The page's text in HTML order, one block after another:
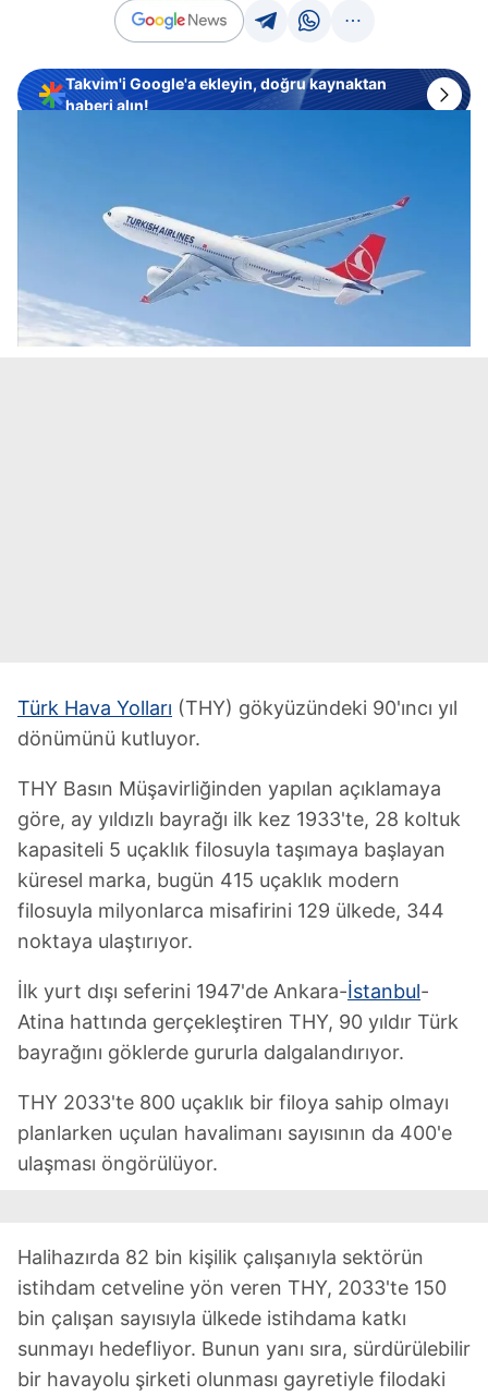
Takvim'i Google'a ekleyin, doğru kaynaktan
haberi alın!
Türk Hava Yolları (THY) gökyüzündeki 90'ıncı yıl
dönümünü kutluyor.
THY Basın Müşavirliğinden yapılan açıklamaya
göre, ay yıldızlı bayrağı ilk kez 1933'te, 28 koltuk
kapasiteli 5 uçaklık filosuyla taşımaya başlayan
küresel marka, bugün 415 uçaklık modern
filosuyla milyonlarca misafirini 129 ülkede, 344
noktaya ulaştırıyor.
İlk yurt dışı seferini 1947'de Ankara-İstanbul-
Atina hattında gerçekleştiren THY, 90 yıldır Türk
bayrağını göklerde gururla dalgalandırıyor.
THY 2033'te 800 uçaklık bir filoya sahip olmayı
planlarken uçulan havalimanı sayısının da 400'e
ulaşması öngörülüyor.
Halihazırda 82 bin kişilik çalışanıyla sektörün
istihdam cetveline yön veren THY, 2033'te 150
bin çalışan sayısıyla ülkede istihdama katkı
sunmayı hedefliyor. Bunun yanı sıra, sürdürülebilir
bir havayolu şirketi olunması gayretiyle filodaki